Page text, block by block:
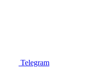
Telegram